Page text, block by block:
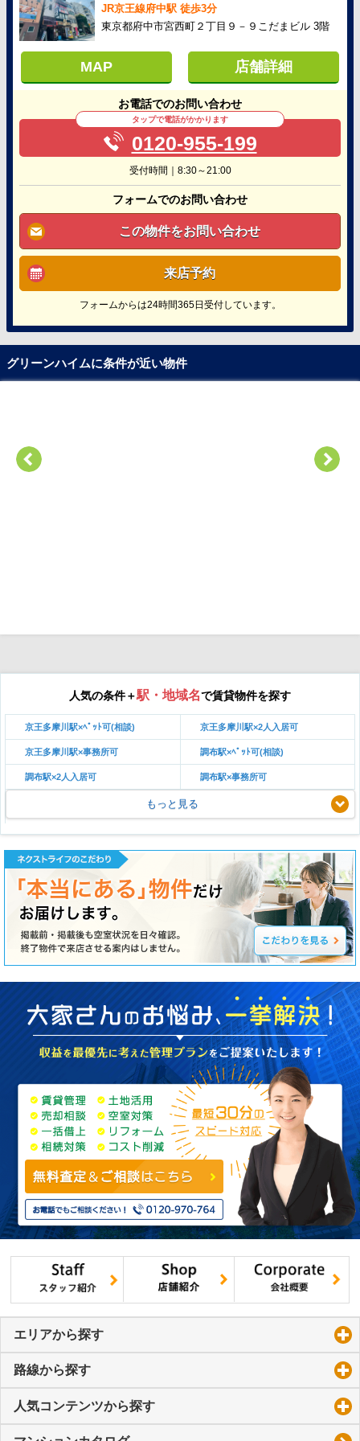
JR京王線府中駅 徒歩3分
東京都府中市宮西町２丁目９－９こだまビル 3階
MAP 店舗詳細
お電話でのお問い合わせ
タップで電話がかかります
0120-955-199
受付時間｜8:30～21:00
フォームでのお問い合わせ
この物件をお問い合わせ
来店予約
フォームからは24時間365日受付しています。
グリーンハイムに条件が近い物件
人気の条件＋駅・地域名で賃貸物件を探す
京王多摩川駅×ﾍﾟｯﾄ可(相談) 京王多摩川駅×2人入居可
京王多摩川駅×事務所可 調布駅×ﾍﾟｯﾄ可(相談)
調布駅×2人入居可 調布駅×事務所可
もっと見る
エリアから探す
路線から探す
人気コンテンツから探す